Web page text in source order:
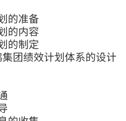
的准备
的内容
的制定
团绩效计划体系的设计